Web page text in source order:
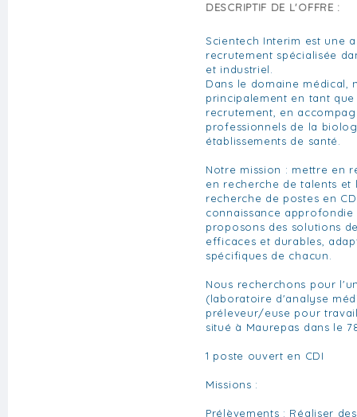
DESCRIPTIF DE L'OFFRE :
Scientech Interim est une
recrutement spécialisée
et industriel.
Dans le domaine médical,
principalement en tant
recrutement, en
professionnels de la
établissements de santé.
Notre mission : mettre en
en recherche de talents et
recherche de postes en
connaissance
proposons des solutions
efficaces et durables,
spécifiques de chacun.
Nous recherchons pour
(laboratoire d'analyse
préleveur/euse pour
situé à Maurepas dans le
1 poste ouvert en CDI
Missions :
Prélèvements : Réaliser